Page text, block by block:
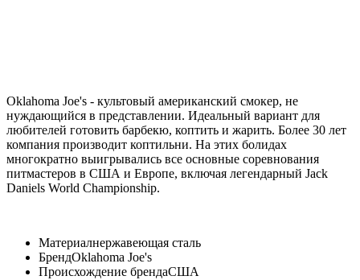
Oklahoma Joe's - культовый американский смокер, не
нуждающийся в представлении. Идеальный вариант для
любителей готовить барбекю, коптить и жарить. Более 30 лет
компания производит коптильни. На этих болидах
многократно выигрывались все основные соревнования
питмастеров в США и Европе, включая легендарный Jack
Daniels World Championship.
Материалнержавеющая сталь
БрендOklahoma Joe's
Происхождение брендаСША